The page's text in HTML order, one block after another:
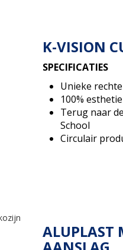
K-VISION
SPECIFICATIES
Unieke
100%
Terug naar
School
Circulair
ALUPLAST